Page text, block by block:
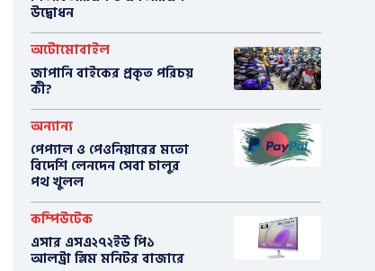
উদ্বোধন
অটোমোবাইল
​জাপানি বাইকের প্রকৃত পরিচয়
কী?
অন্যান্য
পেপ্যাল ও পেওনিয়ারের মতো
বিদেশি লেনদেন সেবা চালুর
পথ খুলল
কম্পিউটেক
এসার এসএ২৭২ইউ পি১
আলট্রা স্লিম মনিটর বাজারে